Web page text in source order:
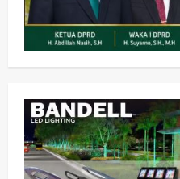
2
Adu
PWI dan
Soccer